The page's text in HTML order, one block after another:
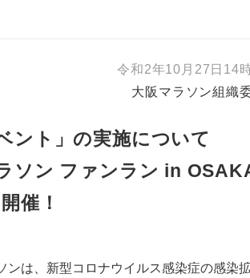
令和2年10月27日14
大阪マラソン組織
ント」の実施について
ソン ファンラン in
催！
は、新型コロナウイルス感染症の感染